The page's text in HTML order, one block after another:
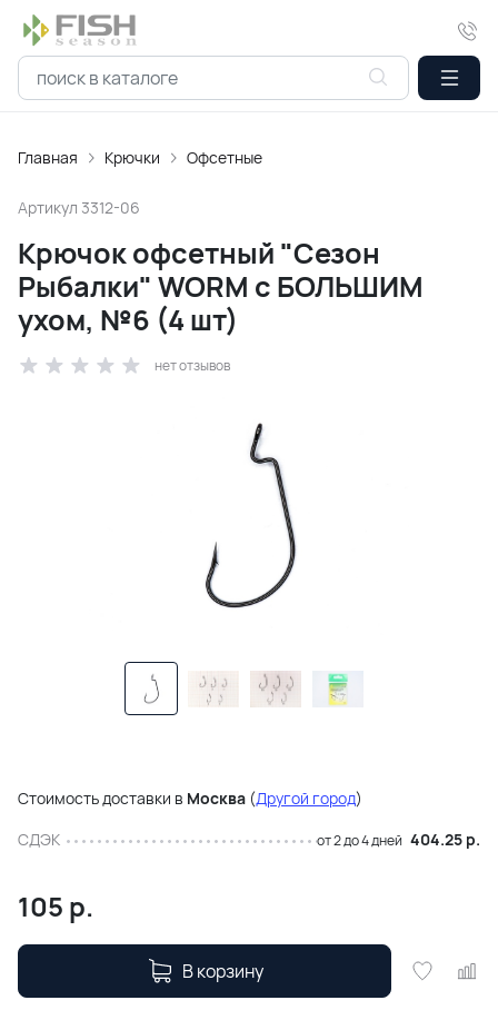
Главная Крючки Офсетные
Артикул 3312-06
Крючок офсетный "Сезон
Рыбалки" WORM с БОЛЬШИМ
ухом, №6 (4 шт)
нет отзывов
Стоимость доставки в Москва (Другой город)
СДЭК
от 2 до 4 дней 404.25 р.
105 р.
В корзину